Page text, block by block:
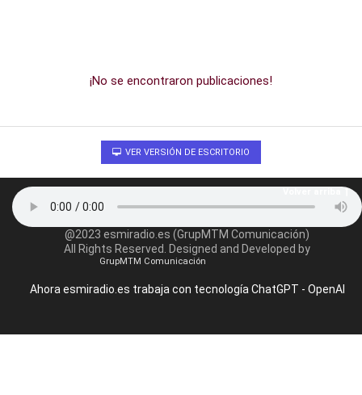
¡No se encontraron publicaciones!
VER VERSIÓN DE ESCRITORIO
@2023 esmiradio.es (GrupMTM Comunicación)
All Rights Reserved. Designed and Developed by
GrupMTM Comunicación
Ahora esmiradio.es trabaja con tecnología ChatGPT - OpenAI